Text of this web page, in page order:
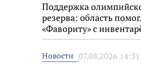
Поддержка
резерва: область
«Фавориту» с
Новости 07.08.2026 14:31